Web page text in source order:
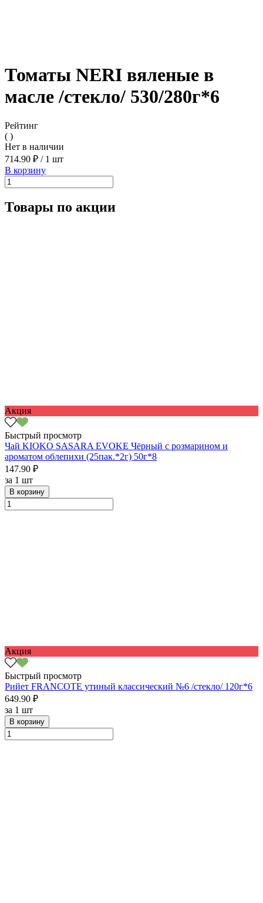
Томаты NERI вяленые в
масле /стекло/ 530/280г*6
Рейтинг
( )
Нет в наличии
714.90 ₽ /1 шт
В корзину
Товары по акции
Акция
Быстрый просмотр
Чай KIOKO SASARA EVOKE Чёрный с розмарином и
ароматом облепихи (25пак.*2г) 50г*8
147.90 ₽
за 1 шт
В корзину
Акция
Быстрый просмотр
Рийет FRANCOTE утиный классический №6 /стекло/ 120г*6
649.90 ₽
за 1 шт
В корзину